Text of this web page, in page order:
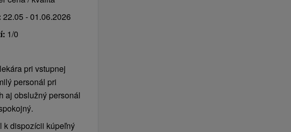
22.05 - 01.06.2026
1/0
pri vstupnej
personál pri
aj obslužný personál
k dispozícii kúpeľný